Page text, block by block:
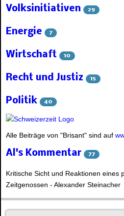
Volksinitiativen 29
Energie 7
Wirtschaft 10
Recht und Justiz 15
Politik 40
Alle Beiträge von "Brisant" sind auf
Al's Kommentar 77
Kritische Sicht und Reaktionen eines
Zeitgenossen - Alexander Steinacher